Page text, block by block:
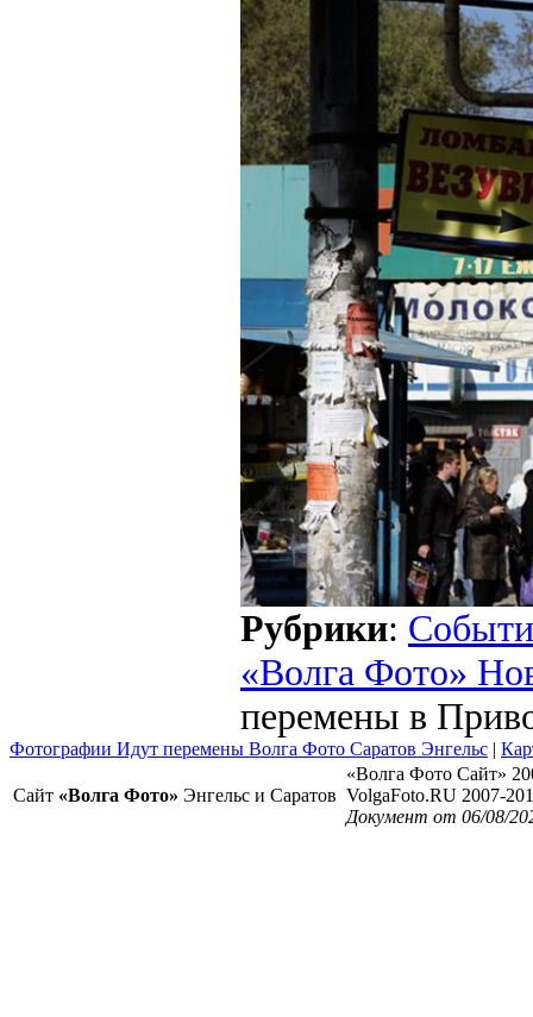
Рубрики:
«Волга Фото»
перемены в
Фотографии Идут перемены Волга Фото Саратов Энгельс |
Сайт «Волга Фото» Энгельс и Саратов
«Волга Фото Сайт»
VolgaFoto.RU 2007-
Документ от 06/08/